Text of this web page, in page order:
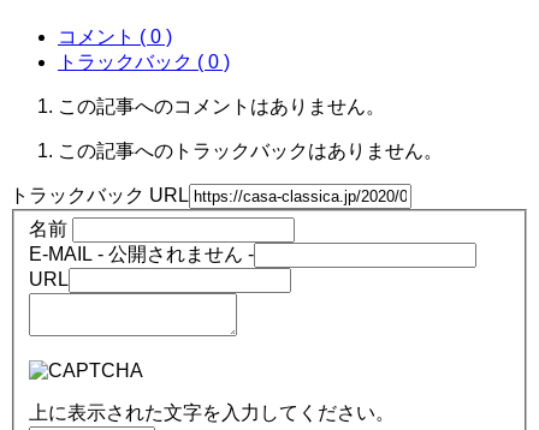
コメント ( 0 )
トラックバック ( 0 )
この記事へのコメントはありません。
この記事へのトラックバックはありません。
トラックバック URL
名前
E-MAIL - 公開されません -
URL
上に表示された文字を入力してください。